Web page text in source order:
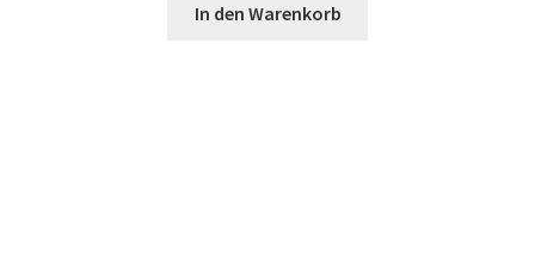
In den Warenkorb